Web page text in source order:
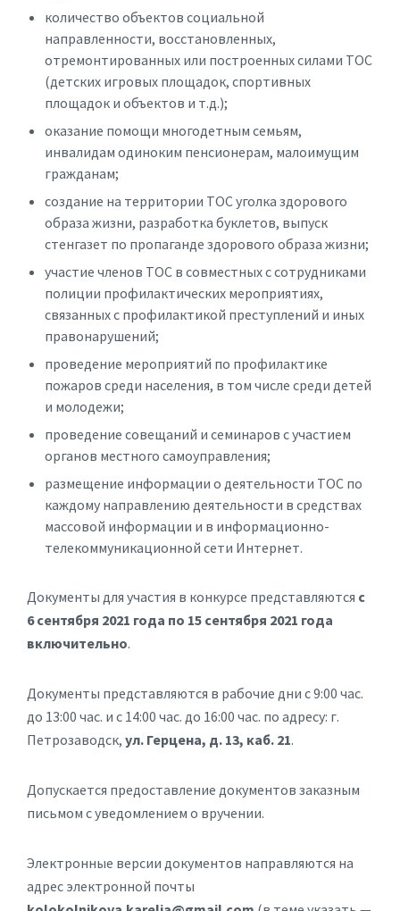
количество объектов социальной
направленности, восстановленных,
отремонтированных или построенных силами ТОС
(детских игровых площадок, спортивных
площадок и объектов и т.д.);
оказание помощи многодетным семьям,
инвалидам одиноким пенсионерам, малоимущим
гражданам;
создание на территории ТОС уголка здорового
образа жизни, разработка буклетов, выпуск
стенгазет по пропаганде здорового образа жизни;
участие членов ТОС в совместных с сотрудниками
полиции профилактических мероприятиях,
связанных с профилактикой преступлений и иных
правонарушений;
проведение мероприятий по профилактике
пожаров среди населения, в том числе среди детей
и молодежи;
проведение совещаний и семинаров с участием
органов местного самоуправления;
размещение информации о деятельности ТОС по
каждому направлению деятельности в средствах
массовой информации и в информационно-
телекоммуникационной сети Интернет.
Документы для участия в конкурсе представляются с
6 сентября 2021 года по 15 сентября 2021 года
включительно.
Документы представляются в рабочие дни с 9:00 час.
до 13:00 час. и с 14:00 час. до 16:00 час. по адресу: г.
Петрозаводск, ул. Герцена, д. 13, каб. 21.
Допускается предоставление документов заказным
письмом с уведомлением о вручении.
Электронные версии документов направляются на
адрес электронной почты